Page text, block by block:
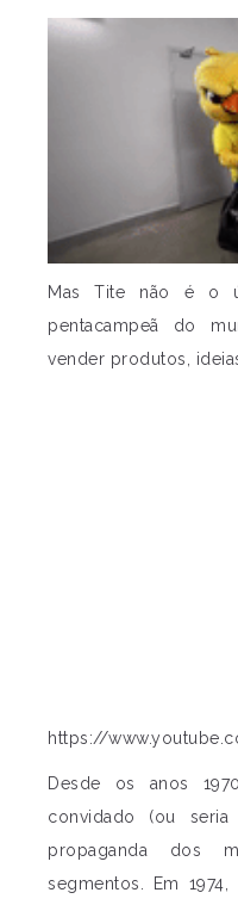
Mas Tite não é o
pentacampeã do
vender produtos,
https://
Desde os anos
convidado (ou
propaganda dos
segmentos. Em